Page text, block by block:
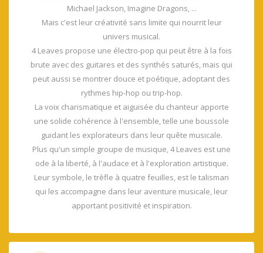
Michael Jackson, Imagine Dragons, ...
Mais c'est leur créativité sans limite qui nourrit leur
univers musical.
4 Leaves propose une électro-pop qui peut être à la fois
brute avec des guitares et des synthés saturés, mais qui
peut aussi se montrer douce et poétique, adoptant des
rythmes hip-hop ou trip-hop.
La voix charismatique et aiguisée du chanteur apporte
une solide cohérence à l'ensemble, telle une boussole
guidant les explorateurs dans leur quête musicale.
Plus qu'un simple groupe de musique, 4 Leaves est une
ode à la liberté, à l'audace et à l'exploration artistique.
Leur symbole, le trèfle à quatre feuilles, est le talisman
qui les accompagne dans leur aventure musicale, leur
apportant positivité et inspiration.